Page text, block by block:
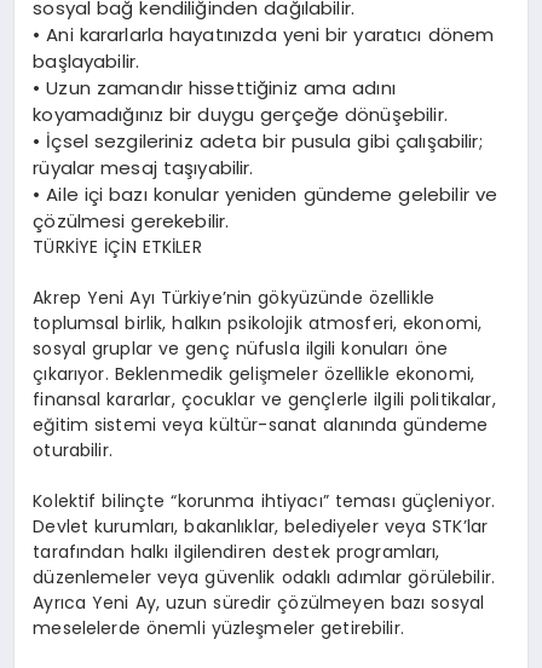
sosyal bağ kendiliğinden dağılabilir.
•Ani kararlarla hayatınızda yeni bir yaratıcı dönem
başlayabilir.
•Uzun zamandır hissettiğiniz ama adını
koyamadığınız bir duygu gerçeğe dönüşebilir.
• İçsel sezgileriniz adeta bir pusula gibi çalışabilir;
rüyalar mesaj taşıyabilir.
•Aile içi bazı konular yeniden gündeme gelebilir ve
çözülmesi gerekebilir.
TÜRKİYE İÇİN ETKİLER
Akrep Yeni Ayı Türkiye’nin gökyüzünde özellikle
toplumsal birlik, halkın psikolojik atmosferi, ekonomi,
sosyal gruplar ve genç nüfusla ilgili konuları öne
çıkarıyor. Beklenmedik gelişmeler özellikle ekonomi,
finansal kararlar, çocuklar ve gençlerle ilgili politikalar,
eğitim sistemi veya kültür-sanat alanında gündeme
oturabilir.
Kolektif bilinçte “korunma ihtiyacı” teması güçleniyor.
Devlet kurumları, bakanlıklar, belediyeler veya STK’lar
tarafından halkı ilgilendiren destek programları,
düzenlemeler veya güvenlik odaklı adımlar görülebilir.
Ayrıca Yeni Ay, uzun süredir çözülmeyen bazı sosyal
meselelerde önemli yüzleşmeler getirebilir.